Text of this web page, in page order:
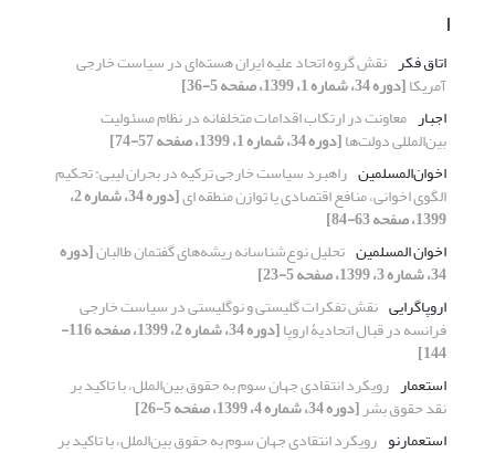
ا
اتاق فکر نقش گروه اتحاد علیه ایران هسته‌ای در سیاست خارجی
آمریکا[دوره 34، شماره 1، 1399، صفحه 5-36]
اجبار معاونت در ارتکاب اقدامات متخلفانه در نظام مسئولیت
بین‌المللی دولت‌ها[دوره 34، شماره 1، 1399، صفحه 57-74]
اخوان‌المسلمین راهبرد سیاست خارجی ترکیه در بحران لیبی: تحکیم
الگوی اخوانی، منافع اقتصادی یا توازن منطقه ای [دوره 34، شماره 2،
1399، صفحه 63-84]
اخوان المسلمین تحلیل نوع‌شناسانه ریشه‌های گفتمان طالبان[دوره
34، شماره 3، 1399، صفحه 5-23]
اروپاگرایی نقش تفکرات گلیستی و نوگلیستی در سیاست خارجی
فرانسه در قبال اتحادیۀ اروپا [دوره 34، شماره 2، 1399، صفحه 116-
144]
استعمار رویکرد انتقادی جهان سوم به حقوق بین‌الملل، با تاکید بر
نقد حقوق بشر[دوره 34، شماره 4، 1399، صفحه 5-26]
استعمارنو رویکرد انتقادی جهان سوم به حقوق بین‌الملل، با تاکید بر